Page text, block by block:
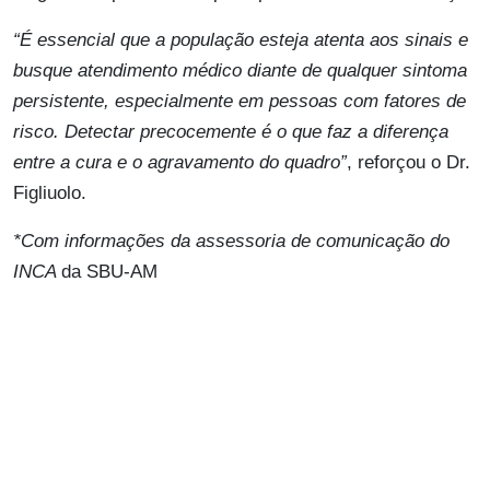
“É essencial que a população esteja atenta aos sinais e
busque atendimento médico diante de qualquer sintoma
persistente, especialmente em pessoas com fatores de
risco. Detectar precocemente é o que faz a diferença
entre a cura e o agravamento do quadro”, reforçou o Dr.
Figliuolo.
*Com informações da assessoria de comunicação do
INCA da SBU-AM